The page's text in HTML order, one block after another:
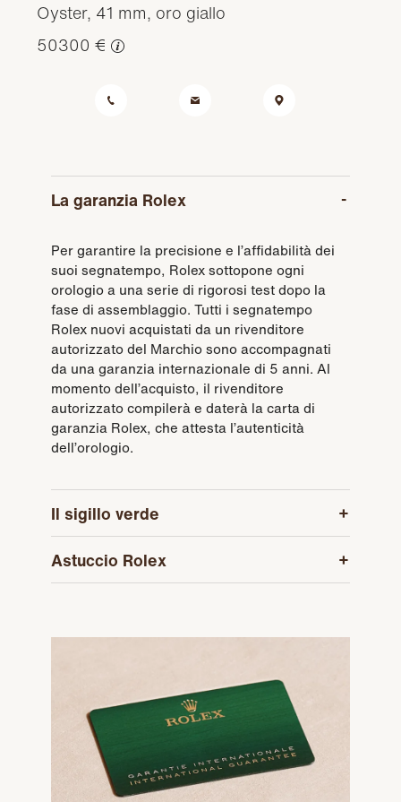
Oyster, 41 mm, oro giallo
50300 €
La garanzia Rolex
Per garantire la precisione e l’affidabilità dei
suoi segnatempo, Rolex sottopone ogni
orologio a una serie di rigorosi test dopo la
fase di assemblaggio. Tutti i segnatempo
Rolex nuovi acquistati da un rivenditore
autorizzato del Marchio sono accompagnati
da una garanzia internazionale di 5 anni. Al
momento dell’acquisto, il rivenditore
autorizzato compilerà e daterà la carta di
garanzia Rolex, che attesta l’autenticità
dell’orologio.
Il sigillo verde
Astuccio Rolex